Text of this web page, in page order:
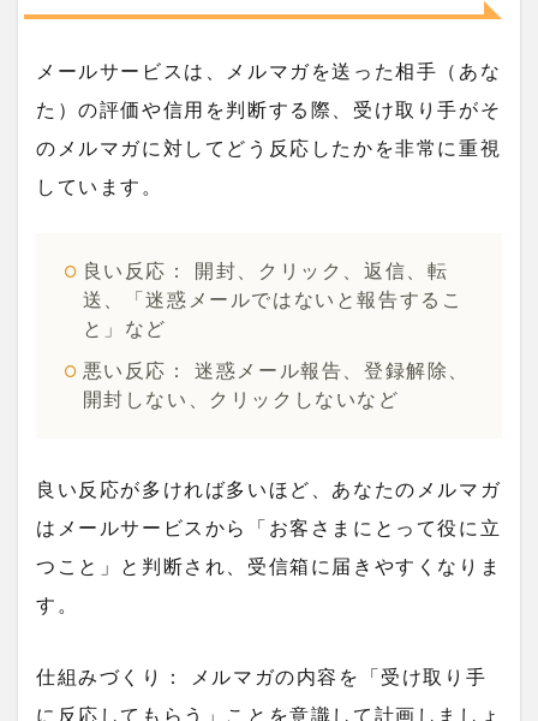
メールサービスは、メルマガを送った相手（あな
た）の評価や信用を判断する際、受け取り手がそ
のメルマガに対してどう反応したかを非常に重視
しています。
良い反応 ： 開封、クリック、返信、転
送、「迷惑メールではないと報告するこ
と」など
悪い反応 ： 迷惑メール報告、登録解除、
開封しない、クリックしないなど
良い反応が多ければ多いほど、あなたのメルマガ
はメールサービスから「お客さまにとって役に立
つこと」と判断され、受信箱に届きやすくなりま
す。
仕組みづくり
： メルマガの内容を「受け取り手
に反応してもらう」ことを意識して計画しましょ